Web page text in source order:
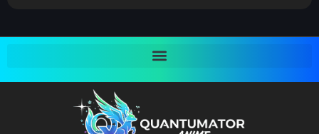
Bondage (ทาส)(1)
(1)
2001
2000
1997
1993